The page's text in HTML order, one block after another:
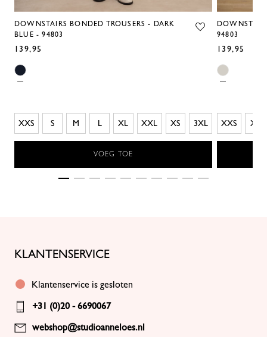
DOWNSTAIRS BONDED TROUSERS - DARK
BLUE - 94803
139,95
XXS S M L XL XXL XS 3XL
VOEG TOE
94803
139,95
XXS XS
KLANTENSERVICE
Klantenservice is gesloten
+31 (0)20 - 6690067
webshop@studioanneloes.nl